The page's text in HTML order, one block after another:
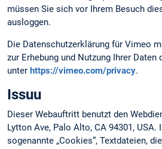
müssen Sie sich vor Ihrem Besuch
ausloggen.
Die Datenschutzerklärung für Vimeo
zur Erhebung und Nutzung Ihrer Daten
unter https://vimeo.com/privacy.
Issuu
Dieser Webauftritt benutzt den
Lytton Ave, Palo Alto, CA 94301, USA.
sogenannte „Cookies“, Textdateien,